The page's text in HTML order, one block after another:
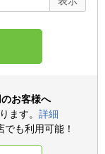
お客様へ
ます。 詳細
も利用可能！